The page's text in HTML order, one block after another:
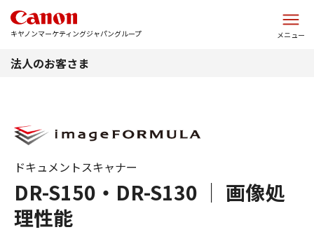
キヤノンマーケティングジャパングループ メニュー
法人のお客さま
DR-S150・DR-S130 ｜ 画像処
理性能
ドキュメントスキャナー